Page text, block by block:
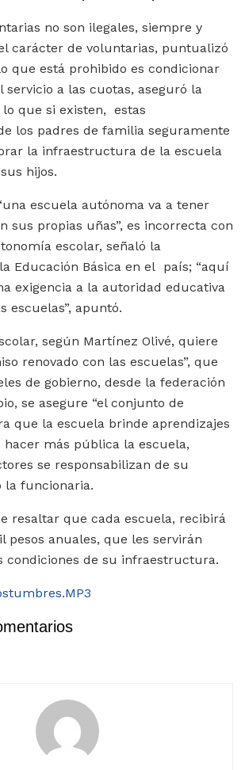
no son ilegales, siempre y
carácter de voluntarias, puntualizó
que está prohibido es condicionar
servicio a las cuotas, aseguró la
que si existen, estas
los padres de familia seguramente
la infraestructura de la escuela
hijos.
escuela autónoma va a tener
sus propias uñas”, es incorrecta con
escolar, señaló la
Educación Básica en el país; “aquí
exigencia a la autoridad educativa
escuelas”, apuntó.
según Martínez Olivé, quiere
renovado con las escuelas”, que
de gobierno, desde la federación
se asegure “el conjunto de
que la escuela brinde aprendizajes
hacer más pública la escuela,
se responsabilizan de su
la funcionaria.
resaltar que cada escuela, recibirá
pesos anuales, que les servirán
condiciones de su infraestructura.